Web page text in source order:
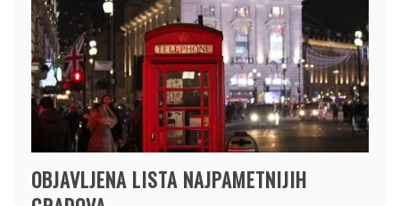
OBJAVLJENA LISTA NAJPAMETNIJIH